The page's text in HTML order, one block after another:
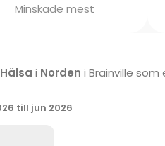
Minskade mest
i Norden i Brainville
till jun 2026